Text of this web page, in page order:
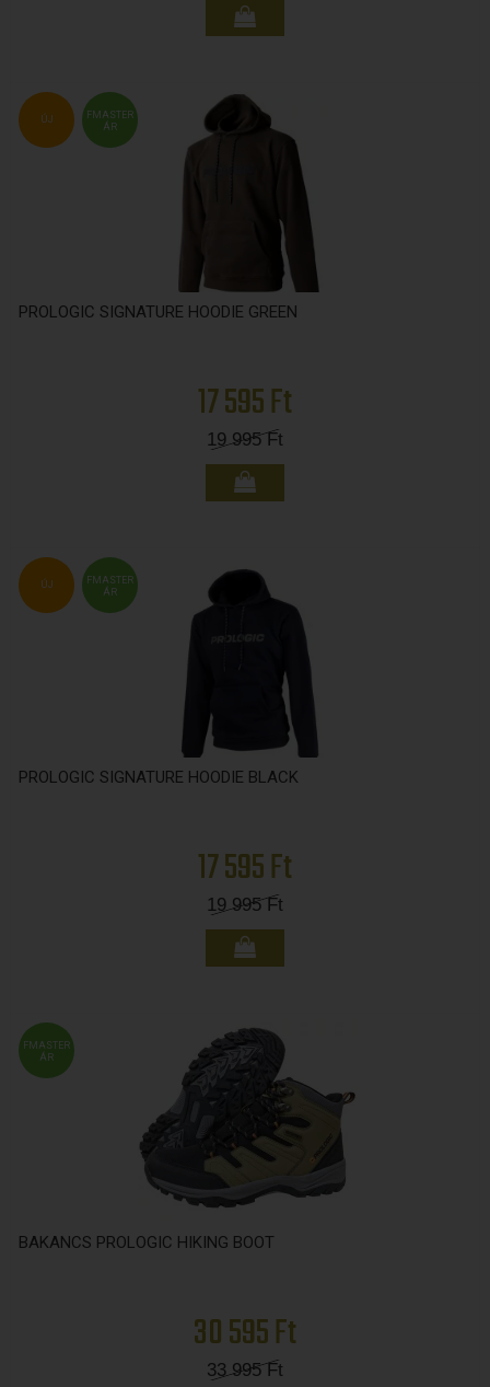
FMASTER
ÁR
ÚJ
PROLOGIC SIGNATURE HOODIE GREEN
17 595 Ft
19 995Ft
FMASTER
ÁR
ÚJ
PROLOGIC SIGNATURE HOODIE BLACK
17 595 Ft
19 995Ft
FMASTER
ÁR
BAKANCS PROLOGIC HIKING BOOT
30 595 Ft
33 995Ft